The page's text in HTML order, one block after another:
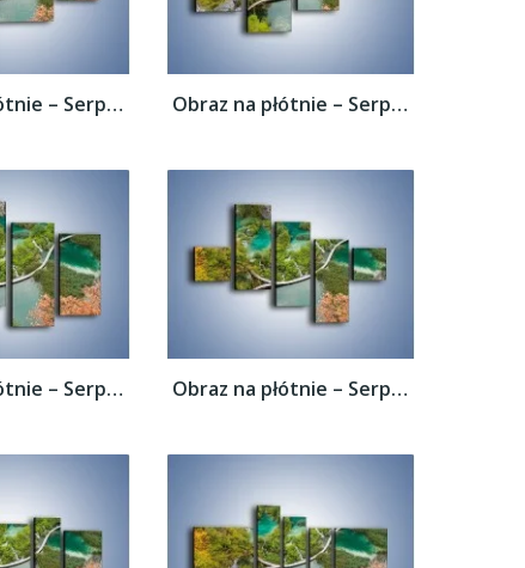
Obraz na płótnie – Serpentyna na wodzie –... Obraz na płótnie – Serpentyna na wodzie –...
Obraz na płótnie – Serpentyna na wodzie –... Obraz na płótnie – Serpentyna na wodzie –...